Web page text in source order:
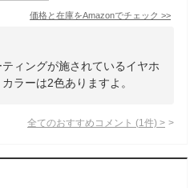
価格と在庫をAmazonでチェック >>
ィングが施されているイヤホ
ラーは2色ありますよ。
全てのおすすめコメント (1 件) >